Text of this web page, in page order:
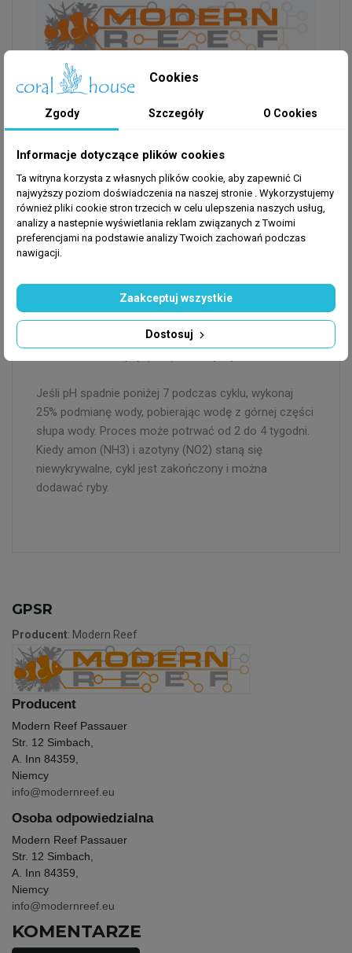
Modern Reef AmmoMix to unikalna mieszanka
chlorku amonu stosowana do rozpoczęcia
bezrybnego obiegu i filtracji biologicznej w nowych
akwariach z suchą skałą. Wspomaga start zbiornika
akwarium.
Sposób użycia:
Dodaj 1 kroplę na 1 litr, a następnie zastosuj Modern
Powtórz po 3 dniach maksymalnie 3 razy lub do
osiągnięcia 2 ppm NH3 (amon). Nie przekraczać 2
ppm amoniaku NH3! Możesz dodawać Modern Reef
Jeśli pH spadnie poniżej 7 podczas cyklu, wykonaj
25% podmianę wody, pobierając wodę z górnej części
słupa wody. Proces może potrwać od 2 do 4 tygodni.
Kiedy amon (NH3) i azotyny (NO2) staną się
niewykrywalne, cykl jest zakończony i można
dodawać ryby.
GPSR
Producent: Modern Reef
Producent
Modern Reef Passauer
Str. 12 Simbach,
A. Inn 84359,
Niemcy
info@modernreef.eu
Osoba odpowiedzialna
Modern Reef Passauer
Str. 12 Simbach,
A. Inn 84359,
Niemcy
info@modernreef.eu
KOMENTARZE
Cookies
Zgody Szczegóły O Cookies
Informacje dotyczące plików cookies
Ta witryna korzysta z własnych plików cookie, aby zapewnić Ci
najwyższy poziom doświadczenia na naszej stronie . Wykorzystujemy
również pliki cookie stron trzecich w celu ulepszenia naszych usług,
analizy a nastepnie wyświetlania reklam związanych z Twoimi
preferencjami na podstawie analizy Twoich zachowań podczas
nawigacji.
Dostosuj
Zaakceptuj wszystkie